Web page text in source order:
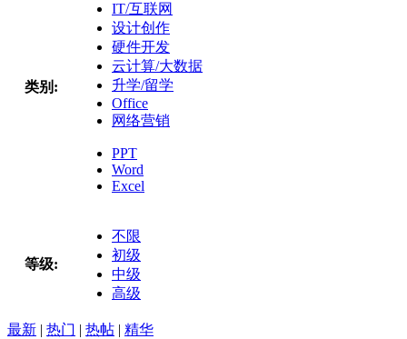
类别:
IT/互联网
设计创作
硬件开发
云计算/大数据
升学/留学
Office
网络营销
PPT
Word
Excel
等级:
不限
初级
中级
高级
最新 | 热门 | 热帖 | 精华